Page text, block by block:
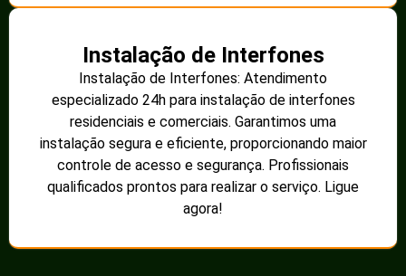
Instalação de Interfones
Instalação de Interfones: Atendimento
especializado 24h para instalação de interfones
residenciais e comerciais. Garantimos uma
instalação segura e eficiente, proporcionando maior
controle de acesso e segurança. Profissionais
qualificados prontos para realizar o serviço. Ligue
agora!